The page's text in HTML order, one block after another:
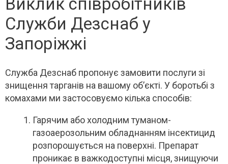
Служби Дезснаб у
Запоріжжі
Служба Дезснаб пропонує замовити послуги зі
знищення тарганів на вашому об’єкті. У боротьбі з
комахами ми застосовуємо кілька способів:
Гарячим або холодним туманом-
газоаерозольним обладнанням інсектицид
розпорошується на поверхні. Препарат
проникає в важкодоступні місця, знищуючи